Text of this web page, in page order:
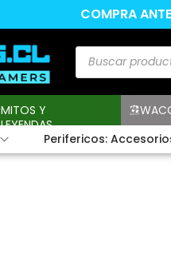
COMPRA
MITOS Y
LEYENDAS
Perifericos: